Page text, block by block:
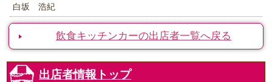
白坂 浩紀
飲食キッチンカーの出店者一覧へ戻る
出店者情報トップ